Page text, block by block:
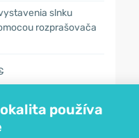
používa
slnku
rozprašovača